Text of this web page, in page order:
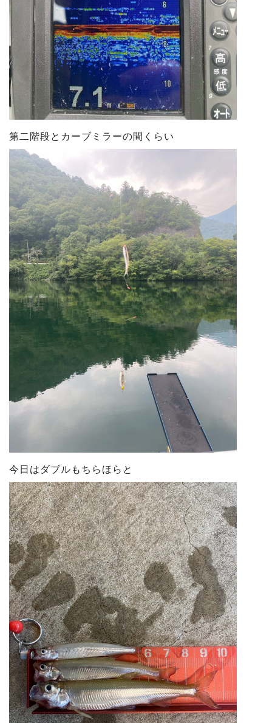
第二階段とカーブミラーの間くらい
今日はダブルもちらほらと